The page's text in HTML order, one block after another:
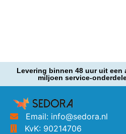
Levering binnen 48 uur uit een
miljoen service-
Email: info@sedora.nl
KvK: 90214706